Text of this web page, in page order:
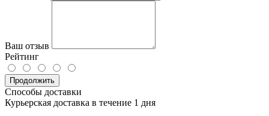
Ваш отзыв
Рейтинг
Продолжить
Способы доставки
Курьерская доставка в течение 1 дня